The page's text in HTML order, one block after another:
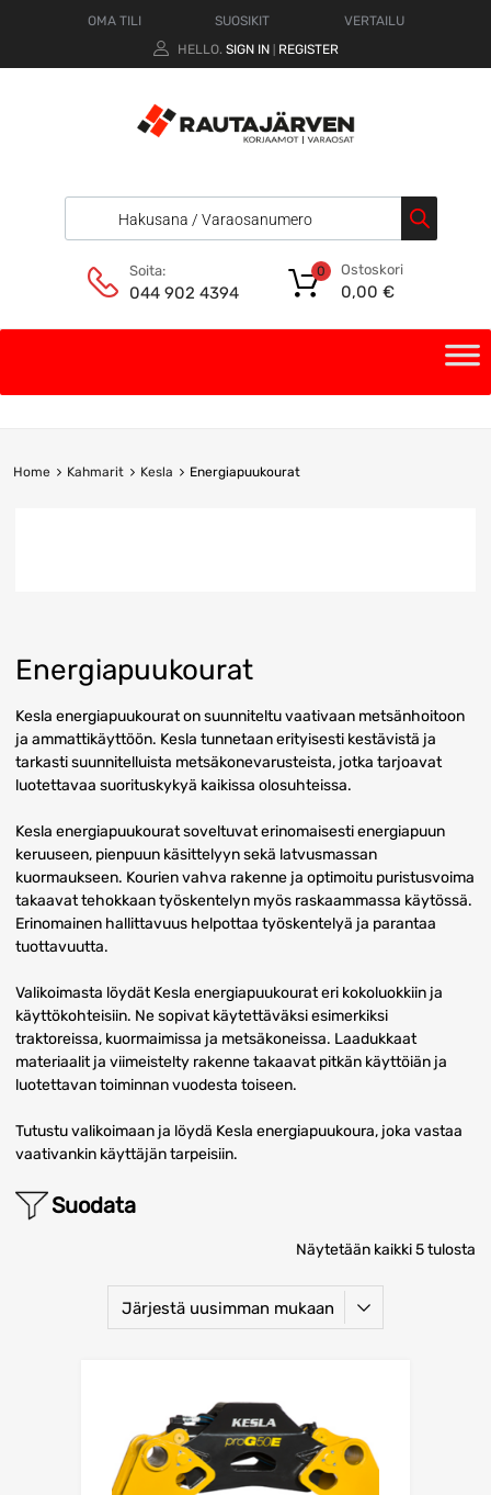
OMA TILI SUOSIKIT
VERTAILU
HELLO. SIGN IN REGISTER
Soita:
044 902 4394
Ostoskori
0,00 €
0
Home Kahmarit Kesla Energiapuukourat
Energiapuukourat
Kesla energiapuukourat on suunniteltu vaativaan metsänhoitoon
ja ammattikäyttöön. Kesla tunnetaan erityisesti kestävistä ja
tarkasti suunnitelluista metsäkonevarusteista, jotka tarjoavat
luotettavaa suorituskykyä kaikissa olosuhteissa.
Kesla energiapuukourat soveltuvat erinomaisesti energiapuun
keruuseen, pienpuun käsittelyyn sekä latvusmassan
kuormaukseen. Kourien vahva rakenne ja optimoitu puristusvoima
takaavat tehokkaan työskentelyn myös raskaammassa käytössä.
Erinomainen hallittavuus helpottaa työskentelyä ja parantaa
tuottavuutta.
Valikoimasta löydät Kesla energiapuukourat eri kokoluokkiin ja
käyttökohteisiin. Ne sopivat käytettäväksi esimerkiksi
traktoreissa, kuormaimissa ja metsäkoneissa. Laadukkaat
materiaalit ja viimeistelty rakenne takaavat pitkän käyttöiän ja
luotettavan toiminnan vuodesta toiseen.
Tutustu valikoimaan ja löydä Kesla energiapuukoura, joka vastaa
vaativankin käyttäjän tarpeisiin.
Suodata
Näytetään kaikki 5 tulosta